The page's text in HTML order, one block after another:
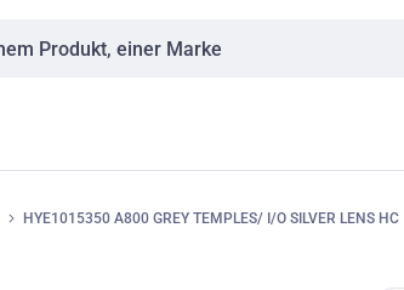
HYE1015350 A800 GREY TEMPLES/ I/O SILVER LENS HC